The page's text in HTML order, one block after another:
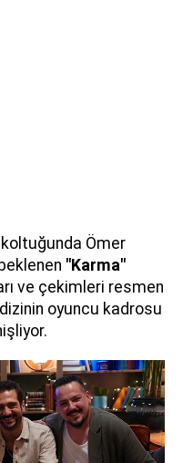
koltuğunda Ömer
"Karma"
ve çekimleri resmen
oyuncu kadrosu